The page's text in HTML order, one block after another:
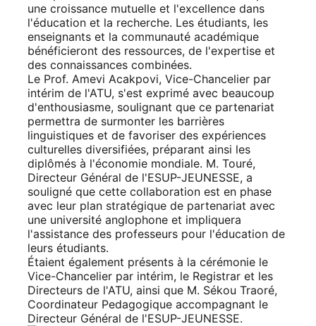
une croissance mutuelle et l'excellence dans
l'éducation et la recherche. Les étudiants, les
enseignants et la communauté académique
bénéficieront des ressources, de l'expertise et
des connaissances combinées.
Le Prof. Amevi Acakpovi, Vice-Chancelier par
intérim de l'ATU, s'est exprimé avec beaucoup
d'enthousiasme, soulignant que ce partenariat
permettra de surmonter les barrières
linguistiques et de favoriser des expériences
culturelles diversifiées, préparant ainsi les
diplômés à l'économie mondiale. M. Touré,
Directeur Général de l'ESUP-JEUNESSE, a
souligné que cette collaboration est en phase
avec leur plan stratégique de partenariat avec
une université anglophone et impliquera
l'assistance des professeurs pour l'éducation de
leurs étudiants.
Étaient également présents à la cérémonie le
Vice-Chancelier par intérim, le Registrar et les
Directeurs de l'ATU, ainsi que M. Sékou Traoré,
Coordinateur Pedagogique accompagnant le
Directeur Général de l'ESUP-JEUNESSE.